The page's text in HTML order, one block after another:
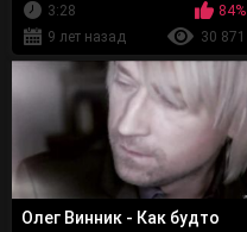
3:28
84%
9 лет назад
30 871
Олег Винник - Как будто